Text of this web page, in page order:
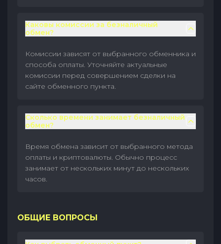
Каковы комиссии за безналичный
обмен?
Комиссии зависят от выбранного обменника и
способа оплаты. Уточняйте актуальные
комиссии перед совершением сделки на
сайте обменного пункта.
Сколько времени занимает безналичный
обмен?
Время обмена зависит от выбранного метода
оплаты и криптовалюты. Обычно процесс
занимает от нескольких минут до нескольких
часов.
ОБЩИЕ ВОПРОСЫ